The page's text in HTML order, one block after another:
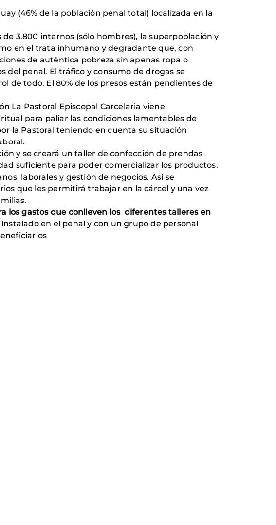
(46% de la población penal total) localizada en la
3.800 internos (sólo hombres), la superpoblación y
en el trata inhumano y degradante que, con
de auténtica pobreza sin apenas ropa o
del penal. El tráfico y consumo de drogas se
de todo. El 80% de los presos están pendientes de
La Pastoral Episcopal Carcelaria viene
para paliar las condiciones lamentables de
la Pastoral teniendo en cuenta su situación
y se creará un taller de confección de prendas
suficiente para poder comercializar los productos.
laborales y gestión de negocios. Así se
que les permitirá trabajar en la cárcel y una vez
los gastos que conlleven los diferentes talleres en
en el penal y con un grupo de personal